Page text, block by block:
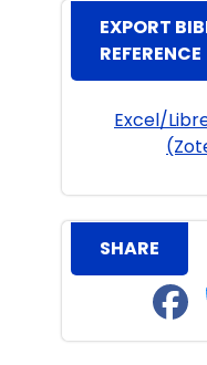
EXPORT
REFERENCE
Excel/
SHARE